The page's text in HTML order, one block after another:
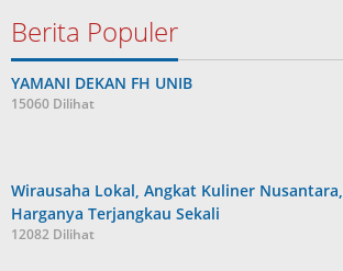
Berita Populer
YAMANI DEKAN FH UNIB
15060 Dilihat
Wirausaha Lokal, Angkat Kuliner Nusantara,
Harganya Terjangkau Sekali
12082 Dilihat